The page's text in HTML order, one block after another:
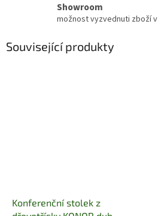
Showroom
možnost vyzvednuti zboží
Související produkty
Konferenční stolek z